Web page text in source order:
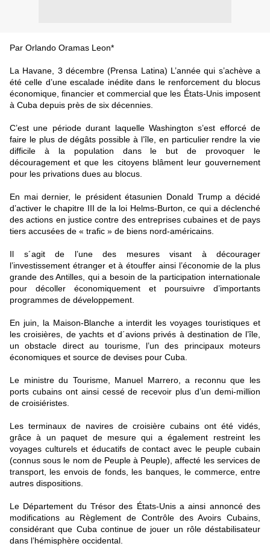
Par Orlando Oramas Leon*
La Havane, 3 décembre (Prensa Latina) L’année qui s’achève a
été celle d’une escalade inédite dans le renforcement du blocus
économique, financier et commercial que les États-Unis imposent
à Cuba depuis près de six décennies.
C’est une période durant laquelle Washington s’est efforcé de
faire le plus de dégâts possible à l’île, en particulier rendre la vie
difficile à la population dans le but de provoquer le
découragement et que les citoyens blâment leur gouvernement
pour les privations dues au blocus.
En mai dernier, le président étasunien Donald Trump a décidé
d’activer le chapitre III de la loi Helms-Burton, ce qui a déclenché
des actions en justice contre des entreprises cubaines et de pays
tiers accusées de « trafic » de biens nord-américains.
Il s´agit de l’une des mesures visant à décourager
l’investissement étranger et à étouffer ainsi l’économie de la plus
grande des Antilles, qui a besoin de la participation internationale
pour décoller économiquement et poursuivre d’importants
programmes de développement.
En juin, la Maison-Blanche a interdit les voyages touristiques et
les croisières, de yachts et d´avions privés à destination de l’île,
un obstacle direct au tourisme, l’un des principaux moteurs
économiques et source de devises pour Cuba.
Le ministre du Tourisme, Manuel Marrero, a reconnu que les
ports cubains ont ainsi cessé de recevoir plus d’un demi-million
de croisiéristes.
Les terminaux de navires de croisière cubains ont été vidés,
grâce à un paquet de mesure qui a également restreint les
voyages culturels et éducatifs de contact avec le peuple cubain
(connus sous le nom de Peuple à Peuple), affecté les services de
transport, les envois de fonds, les banques, le commerce, entre
autres dispositions.
Le Département du Trésor des États-Unis a ainsi annoncé des
modifications au Règlement de Contrôle des Avoirs Cubains,
considérant que Cuba continue de jouer un rôle déstabilisateur
dans l’hémisphère occidental.